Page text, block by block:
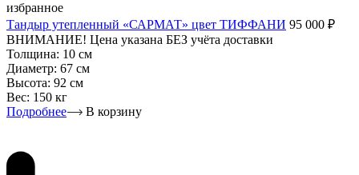
избранное
Тандыр утепленный «САРМАТ» цвет ТИФФАНИ 95 000 ₽
ВНИМАНИЕ! Цена указана БЕЗ учёта доставки
Толщина: 10 см
Диаметр: 67 см
Высота: 92 см
Вес: 150 кг
Подробнее
В корзину